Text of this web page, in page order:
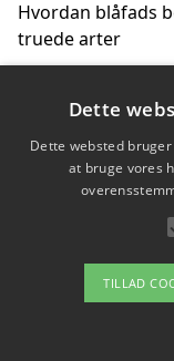
Hvordan blåfads
truede arter
Hvordan kan
Om /
Dette
Dette websted
at bruge vores
TILLAD